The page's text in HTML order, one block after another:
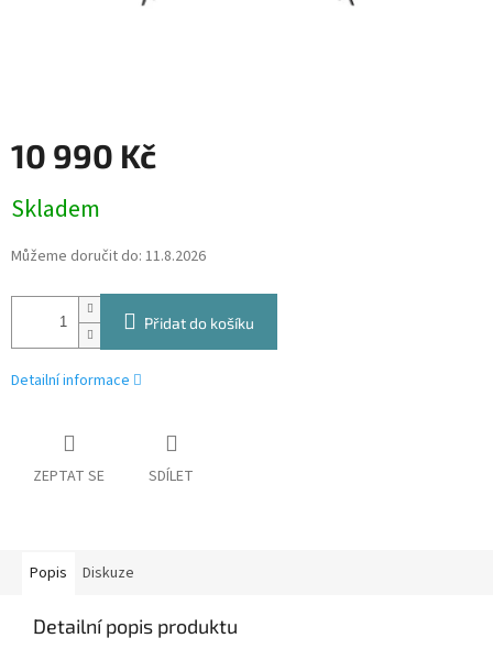
10 990 Kč
cena:
Skladem
Můžeme doručit do: 11.8.2026
Přidat do košíku
Detailní informace
ZEPTAT SE SDÍLET
Popis Diskuze
Detailní popis produktu